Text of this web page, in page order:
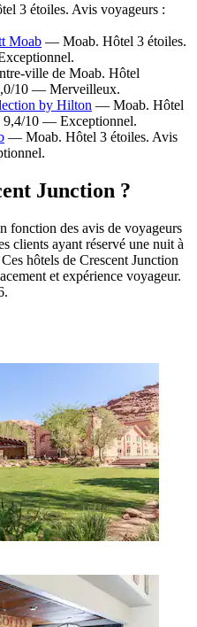
3 étoiles. Avis voyageurs :
Moab — Moab. Hôtel 3 étoiles.
ville de Moab. Hôtel
10 — Merveilleux.
by Hilton — Moab. Hôtel
9,4/10 — Exceptionnel.
— Moab. Hôtel 3 étoiles. Avis
Junction ?
fonction des avis de voyageurs
clients ayant réservé une nuit à
hôtels de Crescent Junction
et expérience voyageur.
.